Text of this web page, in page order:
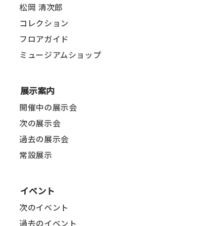
松岡 清次郎
コレクション
フロアガイド
ミュージアムショップ
展示案内
開催中の展示会
次の展示会
過去の展示会
常設展示
イベント
次のイベント
過去のイベント